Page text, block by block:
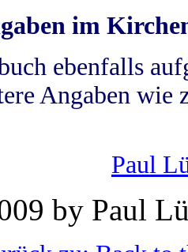
im
ebenfalls
Angaben wie
Paul
by Paul